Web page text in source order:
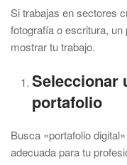
Si trabajas en sectores
fotografía o escritura,
mostrar tu trabajo.
Seleccionar
portafolio
Busca «portafolio
adecuada para tu